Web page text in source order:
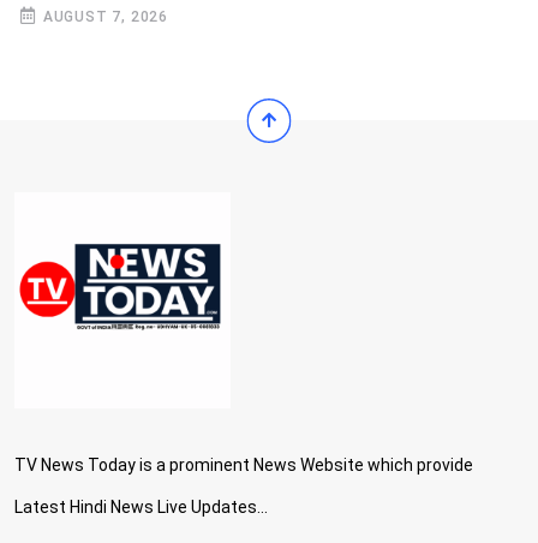
AUGUST 7, 2026
TV News Today is a prominent News Website which provide
Latest Hindi News Live Updates...